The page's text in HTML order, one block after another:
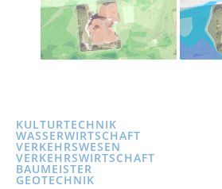
KULTURTECHNIK
WASSERWIRTSCHAFT
VERKEHRSWESEN
VERKEHRSWIRTSCHAFT
BAUMEISTER
GEOTECHNIK